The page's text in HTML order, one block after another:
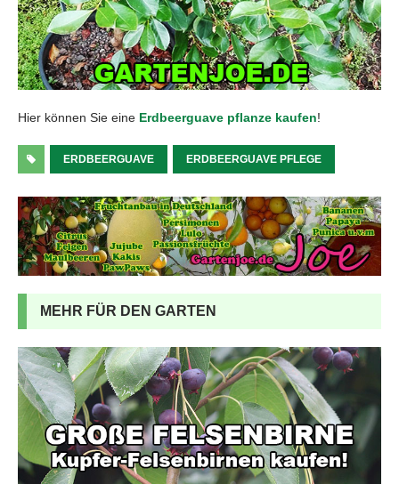
Hier können Sie eine Erdbeerguave pflanze kaufen!
ERDBEERGUAVE ERDBEERGUAVE PFLEGE
MEHR FÜR DEN GARTEN